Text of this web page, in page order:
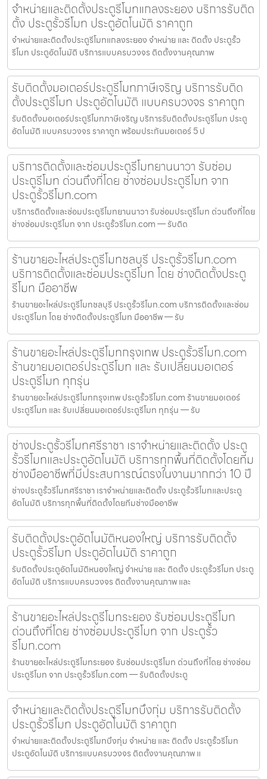
จำหน่ายและติดตั้งประตูรีโมทแกลงระยอง บริการรับติด
ตั้ง ประตูรั้วรีโมท ประตูอัตโนมัติ ราคาถูก
จำหน่ายและติดตั้งประตูรีโมทแกลงระยอง จำหน่าย และ ติดตั้ง ประตูรั้ว
รีโมท ประตูอัตโนมัติ บริการแบบครบวงจร ติดตั้งงานคุณภาพ
รับติดตั้งมอเตอร์ประตูรีโมทภาษีเจริญ บริการรับติด
ตั้งประตูรีโมท ประตูอัตโนมัติ แบบครบวงจร ราคาถูก
รับติดตั้งมอเตอร์ประตูรีโมทภาษีเจริญ บริการรับติดตั้งประตูรีโมท ประตู
อัตโนมัติ แบบครบวงจร ราคาถูก พร้อมประกันมอเตอร์ 5 ป
บริการติดตั้งและซ่อมประตูรีโมทยานนาวา รับซ่อม
ประตูรีโมท ด่วนถึงที่โดย ช่างซ่อมประตูรีโมท จาก
ประตูรั้วรีโมท.com
บริการติดตั้งและซ่อมประตูรีโมทยานนาวา รับซ่อมประตูรีโมท ด่วนถึงที่โดย
ช่างซ่อมประตูรีโมท จาก ประตูรั้วรีโมท.com — รับติด
ร้านขายอะไหล่ประตูรีโมทชลบุรี ประตูรั้วรีโมท.com
บริการติดตั้งและซ่อมประตูรีโมท โดย ช่างติดตั้งประตู
รีโมท มืออาชีพ
ร้านขายอะไหล่ประตูรีโมทชลบุรี ประตูรั้วรีโมท.com บริการติดตั้งและซ่อม
ประตูรีโมท โดย ช่างติดตั้งประตูรีโมท มืออาชีพ — รับ
ร้านขายอะไหล่ประตูรีโมทกรุงเทพ ประตูรั้วรีโมท.com
ร้านขายมอเตอร์ประตูรีโมท และ รับเปลี่ยนมอเตอร์
ประตูรีโมท ทุกรุ่น
ร้านขายอะไหล่ประตูรีโมทกรุงเทพ ประตูรั้วรีโมท.com ร้านขายมอเตอร์
ประตูรีโมท และ รับเปลี่ยนมอเตอร์ประตูรีโมท ทุกรุ่น — รับ
ช่างประตูรั้วรีโมทศรีราชา เราจำหน่ายและติดตั้ง ประตู
รั้วรีโมทและประตูอัตโนมัติ บริการทุกพื้นที่ติดตั้งโดยทีม
ช่างมืออาชีพที่มีประสบการณ์ตรงในงานมากกว่า 10 ปี
ช่างประตูรั้วรีโมทศรีราชา เราจำหน่ายและติดตั้ง ประตูรั้วรีโมทและประตู
อัตโนมัติ บริการทุกพื้นที่ติดตั้งโดยทีมช่างมืออาชีพ
รับติดตั้งประตูอัตโนมัติหนองใหญ่ บริการรับติดตั้ง
ประตูรั้วรีโมท ประตูอัตโนมัติ ราคาถูก
รับติดตั้งประตูอัตโนมัติหนองใหญ่ จำหน่าย และ ติดตั้ง ประตูรั้วรีโมท ประตู
อัตโนมัติ บริการแบบครบวงจร ติดตั้งงานคุณภาพ และ
ร้านขายอะไหล่ประตูรีโมทระยอง รับซ่อมประตูรีโมท
ด่วนถึงที่โดย ช่างซ่อมประตูรีโมท จาก ประตูรั้ว
รีโมท.com
ร้านขายอะไหล่ประตูรีโมทระยอง รับซ่อมประตูรีโมท ด่วนถึงที่โดย ช่างซ่อม
ประตูรีโมท จาก ประตูรั้วรีโมท.com — รับติดตั้งประตู
จำหน่ายและติดตั้งประตูรีโมทบึงกุ่ม บริการรับติดตั้ง
ประตูรั้วรีโมท ประตูอัตโนมัติ ราคาถูก
จำหน่ายและติดตั้งประตูรีโมทบึงกุ่ม จำหน่าย และ ติดตั้ง ประตูรั้วรีโมท
ประตูอัตโนมัติ บริการแบบครบวงจร ติดตั้งงานคุณภาพ แ